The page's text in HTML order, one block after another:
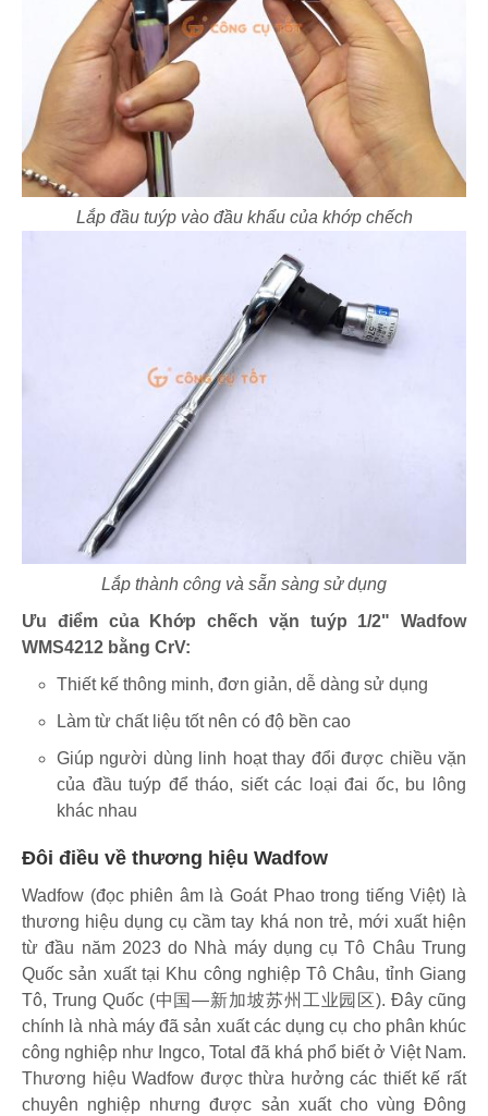
Lắp đầu tuýp vào đầu khẩu của khớp chếch
Lắp thành công và sẵn sàng sử dụng
Ưu điểm của Khớp chếch vặn tuýp 1/2" Wadfow
WMS4212 bằng CrV:
Thiết kế thông minh, đơn giản, dễ dàng sử dụng
Làm từ chất liệu tốt nên có độ bền cao
Giúp người dùng linh hoạt thay đổi được chiều vặn
của đầu tuýp để tháo, siết các loại đai ốc, bu lông
khác nhau
Đôi điều về thương hiệu Wadfow
Wadfow (đọc phiên âm là Goát Phao trong tiếng Việt) là
thương hiệu dụng cụ cầm tay khá non trẻ, mới xuất hiện
từ đầu năm 2023 do Nhà máy dụng cụ Tô Châu Trung
Quốc sản xuất tại Khu công nghiệp Tô Châu, tỉnh Giang
Tô, Trung Quốc (中国—新加坡苏州工业园区). Đây cũng
chính là nhà máy đã sản xuất các dụng cụ cho phân khúc
công nghiệp như Ingco, Total đã khá phổ biết ở Việt Nam.
Thương hiệu Wadfow được thừa hưởng các thiết kế rất
chuyên nghiệp nhưng được sản xuất cho vùng Đông